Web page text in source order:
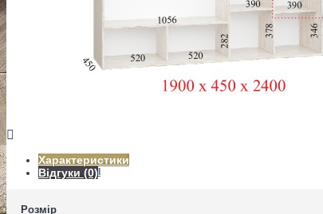
ВІТАЛЬНІ
Характеристики
Відгуки (0)
Розмір